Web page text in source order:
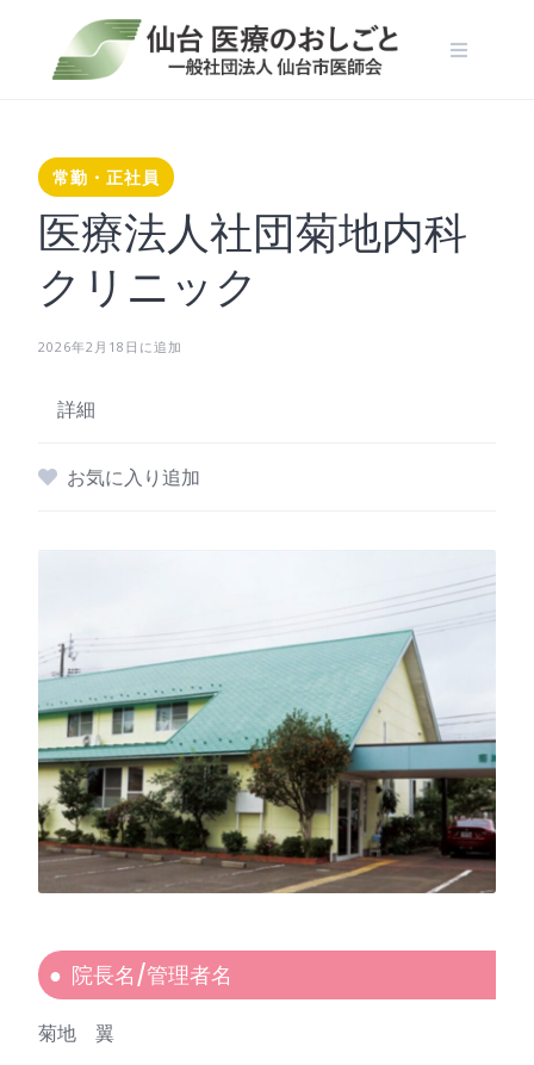
content
常勤・正社員
医療法人社団菊地内科
クリニック
2026年2月18日に追加
詳細
お気に入り追加
院長名/管理者名
菊地 翼